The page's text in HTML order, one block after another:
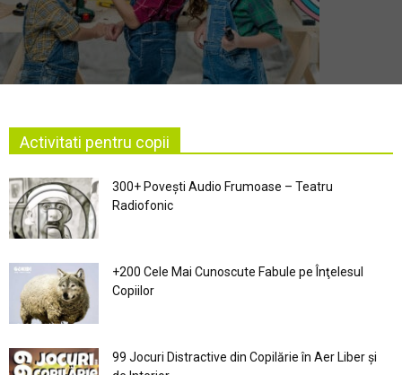
Activitati pentru copii
300+ Povești Audio Frumoase – Teatru
Radiofonic
+200 Cele Mai Cunoscute Fabule pe Înţelesul
Copiilor
99 Jocuri Distractive din Copilărie în Aer Liber şi